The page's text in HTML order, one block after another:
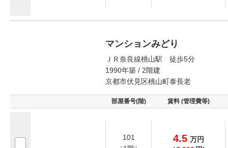
マンションみどり
ＪＲ奈良線桃山駅 徒歩5分
1990年築 / 2階建
京都市伏見区桃山町泰長老
部屋番号(階) 賃料 (管理費等)
101
4.5 万円